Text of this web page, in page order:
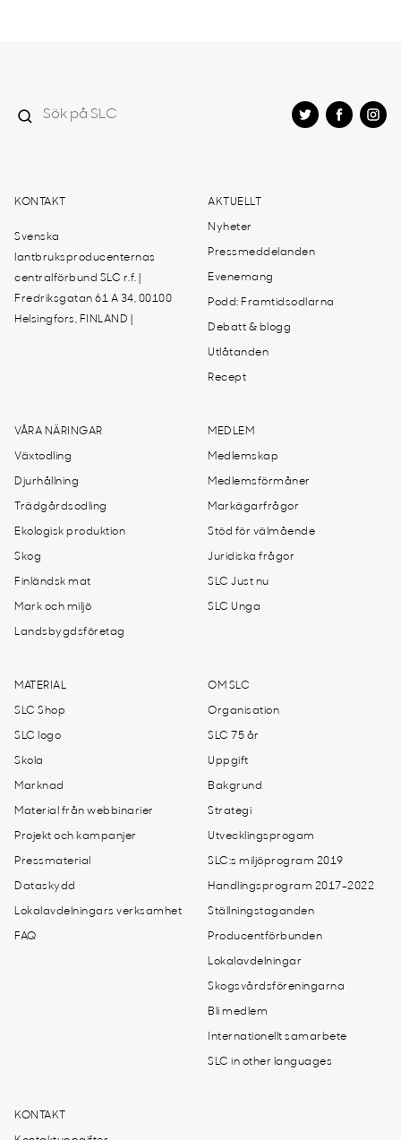
KONTAKT
Svenska
lantbruksproducenternas
centralförbund SLC r.f. |
Fredriksgatan 61 A 34, 00100
Helsingfors, FINLAND |
AKTUELLT
Nyheter
Pressmeddelanden
Evenemang
Podd: Framtidsodlarna
Debatt & blogg
Utlåtanden
Recept
VÅRA NÄRINGAR
Växtodling
Djurhållning
Trädgårdsodling
Ekologisk produktion
Skog
Finländsk mat
Mark och miljö
Landsbygdsföretag
MEDLEM
Medlemskap
Medlemsförmåner
Markägarfrågor
Stöd för välmående
Juridiska frågor
SLC Just nu
SLC Unga
MATERIAL
SLC Shop
SLC logo
Skola
Marknad
Material från webbinarier
Projekt och kampanjer
Pressmaterial
Dataskydd
Lokalavdelningars verksamhet
FAQ
OM SLC
Organisation
SLC 75 år
Uppgift
Bakgrund
Strategi
Utvecklingsprogam
SLC:s miljöprogram 2019
Handlingsprogram 2017-2022
Ställningstaganden
Producentförbunden
Lokalavdelningar
Skogsvårdsföreningarna
Bli medlem
Internationellt samarbete
SLC in other languages
KONTAKT